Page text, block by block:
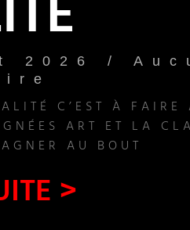
2026
C’EST À FAIRE
ART ET LA
AU BOUT
>